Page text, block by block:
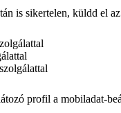
is sikertelen, küldd el
profil a mobiladat-